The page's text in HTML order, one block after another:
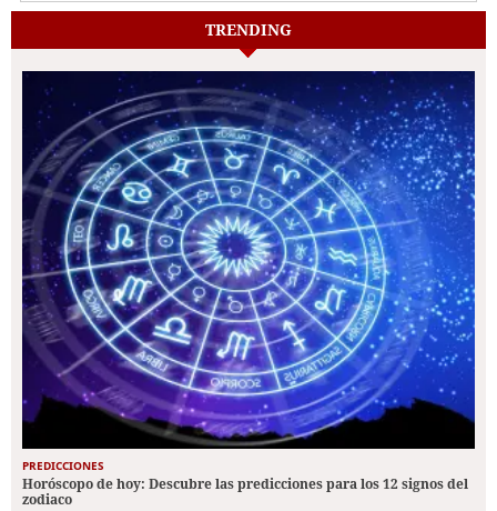
TRENDING
PREDICCIONES
Horóscopo de hoy: Descubre las predicciones para los 12 signos del
zodiaco